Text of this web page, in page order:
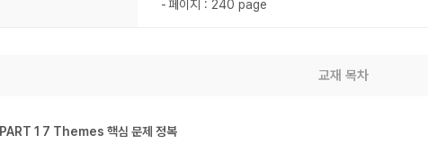
페이지 : 240 page
교재 목차
PART 1 7 Themes 핵심 문제 정복